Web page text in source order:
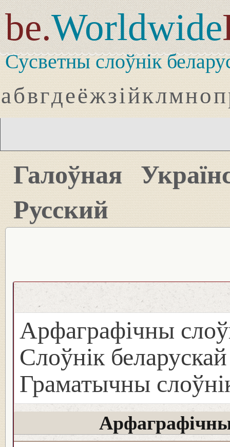
be.Worldwide
Сусветны слоўнік
абвгдеёжзійклмноп
Галоўная
Русский
Арфаграфічны
Слоўнік
Граматычны